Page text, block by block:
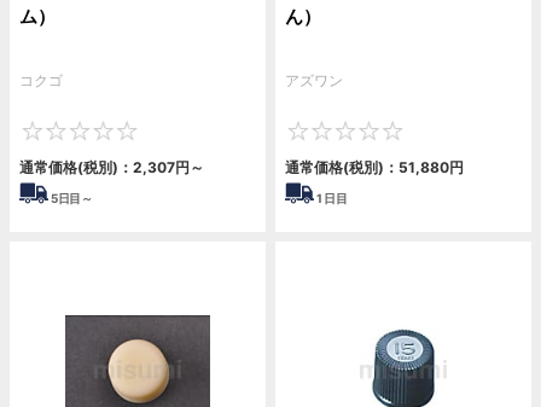
ム）
コクゴ
通常価格(税別)： 2,307円 ～
5日目～
ん）
アズワン
通常価格(税別)： 51,880円
1 日目